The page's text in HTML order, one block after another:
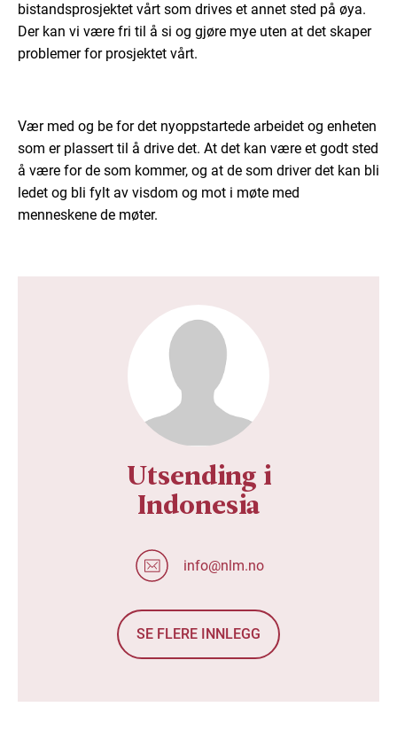
bistandsprosjektet vårt som drives et annet sted på øya.
Der kan vi være fri til å si og gjøre mye uten at det skaper
problemer for prosjektet vårt.
Vær med og be for det nyoppstartede arbeidet og enheten
som er plassert til å drive det. At det kan være et godt sted
å være for de som kommer, og at de som driver det kan bli
ledet og bli fylt av visdom og mot i møte med
menneskene de møter.
Utsending i
Indonesia
info@nlm.no
SE FLERE INNLEGG